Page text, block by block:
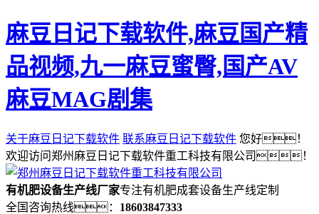
麻豆日记下载软件,麻豆国产精
品视频,九一麻豆蜜臀,国产AV
麻豆MAG剧集
关于麻豆日记下载软件 联系麻豆日记下载软件 您好！
欢迎访问郑州麻豆日记下载软件重工科技有限公司！
有机肥设备生产线厂家专注有机肥成套设备生产线定制
全国咨询热线： 18603847333